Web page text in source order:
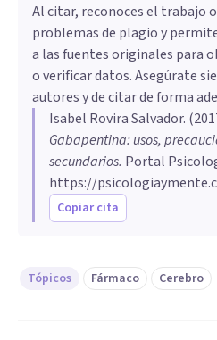
Al citar, reconoces el trabajo
problemas de plagio y
a las fuentes originales para
o verificar datos. Asegúrate
autores y de citar de forma
Isabel Rovira Salvador. (
Gabapentina: usos,
secundarios. Portal
https://
Copiar cita
Tópicos Fármaco Cerebro